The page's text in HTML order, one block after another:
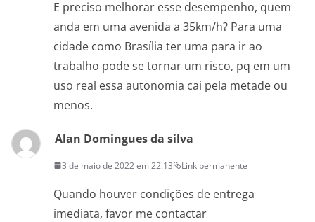
E preciso melhorar esse desempenho, quem
anda em uma avenida a 35km/h? Para uma
cidade como Brasília ter uma para ir ao
trabalho pode se tornar um risco, pq em um
uso real essa autonomia cai pela metade ou
menos.
Alan Domingues da silva
3 de maio de 2022 em 22:13 Link permanente
Quando houver condições de entrega
imediata, favor me contactar